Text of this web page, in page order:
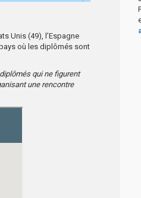
Unis (49), l’Espagne
pays où les diplômés sont
qui ne figurent
une rencontre